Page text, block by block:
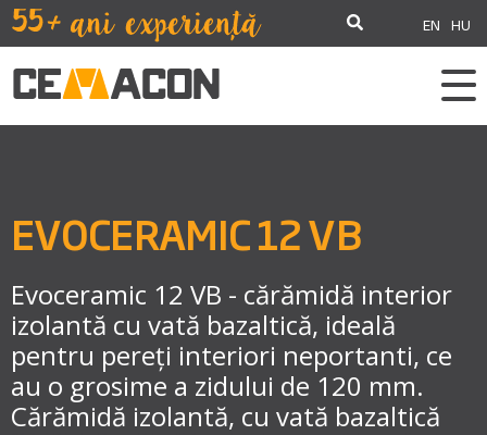
EN HU
EVOCERAMIC 12 VB
Evoceramic 12 VB - cărămidă interior
izolantă cu vată bazaltică, ideală
pentru pereți interiori neportanti, ce
au o grosime a zidului de 120 mm.
Cărămidă izolantă, cu vată bazaltică